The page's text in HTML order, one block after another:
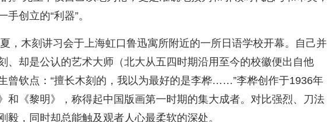
手创立的“利器”。
，木刻讲习会于上海虹口鲁迅寓所附近的一所日语学校开幕。自己并
、却是公认的艺术大师（北大从五四时期沿用至今的校徽便出自他
曾钦点：“擅长木刻的，我以为最好的是李桦……”李桦创作于1936年
和《黎明》，称得起中国版画第一时期的集大成者。对比强烈、刀法
毅，同时却总能触及观者人心最柔软的深处。